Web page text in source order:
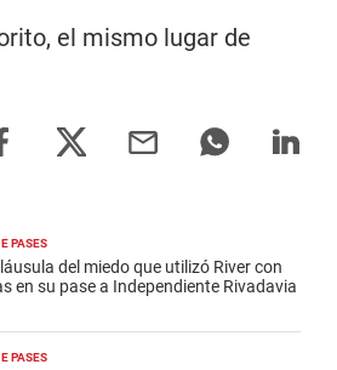
el mismo lugar de
PASES
del miedo que utilizó River con
en su pase a Independiente Rivadavia
PASES